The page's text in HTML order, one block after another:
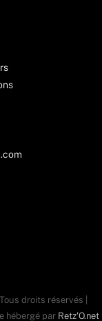
droits réservés |
hébergé par Retz'O.net